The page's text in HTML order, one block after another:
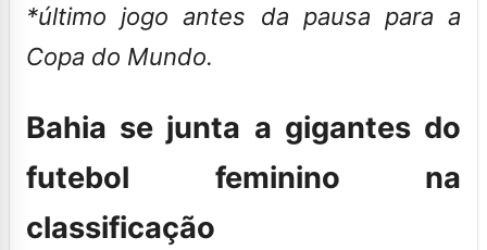
*último jogo antes da pausa para a
Copa do Mundo.
Bahia se junta a gigantes do
futebol feminino na
classificação